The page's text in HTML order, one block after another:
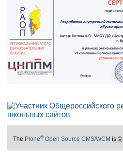
The Plone®Open Source CMS/WCM is©